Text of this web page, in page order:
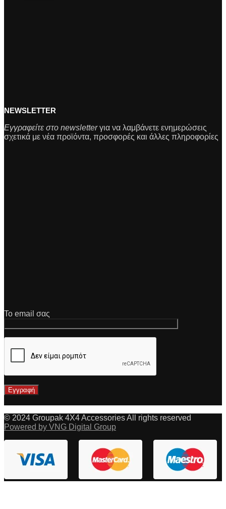
NEWSLETTER
Εγγραφείτε στο newsletterγια να λαμβάνετε ενημερώσεις
σχετικά με νέα προϊόντα, προσφορές και άλλες πληροφορίες
Το email σας
© 2024 Groupak 4X4 Accessories All rights reserved
Powered by VNG Digital Group